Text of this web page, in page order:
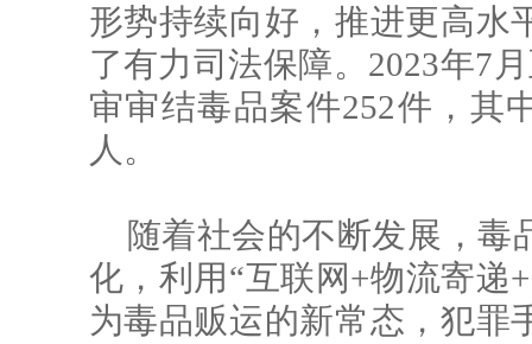
形势持续向好，推进更高水
了有力司法保障。2023年7
审审结毒品案件252件，其
人。
随着社会的不断发展，毒
化，利用“互联网+物流寄递
为毒品贩运的新常态，犯罪